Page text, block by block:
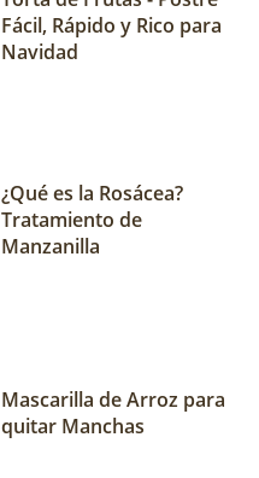
Fácil, Rápido y Rico para
Navidad
¿Qué es la Rosácea?
Tratamiento de
Manzanilla
Mascarilla de Arroz para
quitar Manchas